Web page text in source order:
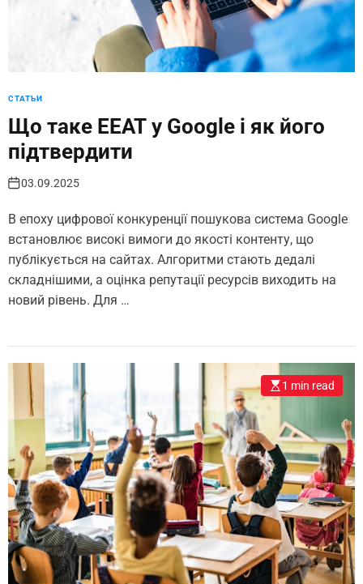
СТАТЬИ
Що таке EEAT у Google і як його
підтвердити
03.09.2025
В епоху цифрової конкуренції пошукова система Google
встановлює високі вимоги до якості контенту, що
публікується на сайтах. Алгоритми стають дедалі
складнішими, а оцінка репутації ресурсів виходить на
новий рівень. Для …
1 min read